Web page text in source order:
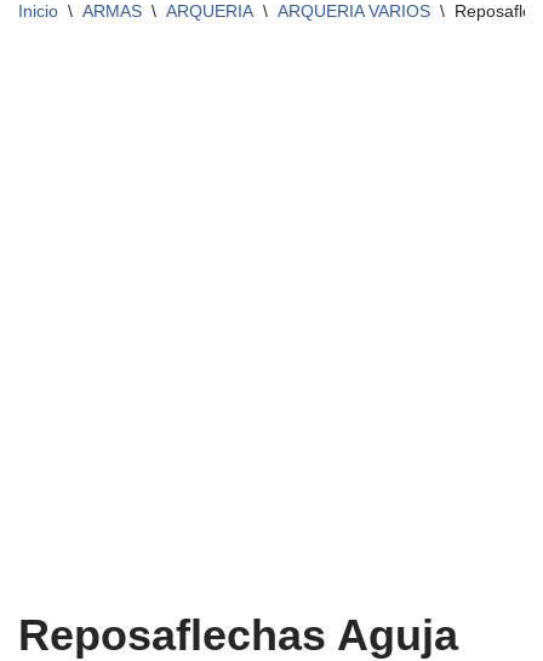
Inicio \ ARMAS \ ARQUERIA \ ARQUERIA VARIOS \
Reposaflechas Aguja